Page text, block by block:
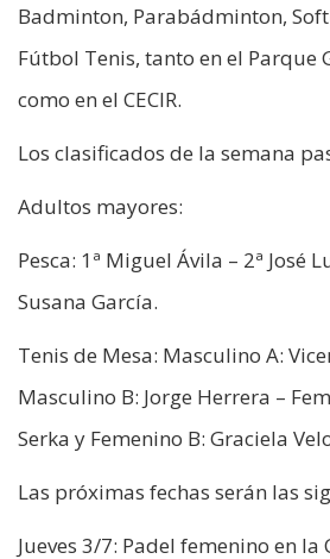
Badminton, Parabádminton,
Fútbol Tenis, tanto en el Parque
como en el CECIR.
Los clasificados de la semana
Adultos mayores:
Pesca: 1ª Miguel Ávila – 2ª José
Susana García.
Tenis de Mesa: Masculino A:
Masculino B: Jorge Herrera –
Serka y Femenino B: Graciela
Las próximas fechas serán las
Jueves 3/7: Padel femenino en la